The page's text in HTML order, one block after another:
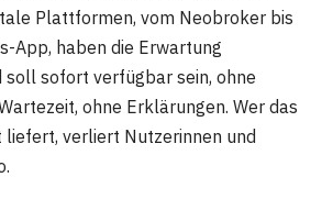
Plattformen, vom Neobroker bis
App, haben die Erwartung
soll sofort verfügbar sein, ohne
ohne Erklärungen. Wer das
liefert, verliert Nutzerinnen und